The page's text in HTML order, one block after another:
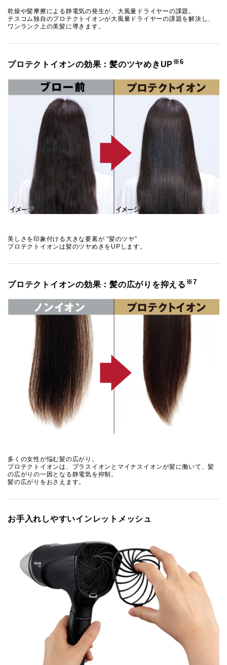
乾燥や髪摩擦による静電気の発生が、大風量ドライヤーの課題。
テスコム独自のプロテクトイオンが大風量ドライヤーの課題を解決し、
ワンランク上の美髪に導きます。
プロテクトイオンの効果：髪のツヤめきUP ※6
美しさを印象付ける大きな要素が ”髪のツヤ”
プロテクトイオンは髪のツヤめきをUPします。
プロテクトイオンの効果：髪の広がりを抑える ※7
多くの女性が悩む髪の広がり。
プロテクトイオンは、プラスイオンとマイナスイオンが髪に働いて、髪
の広がりの一因となる静電気を抑制。
髪の広がりをおさえます。
お手入れしやすいインレットメッシュ